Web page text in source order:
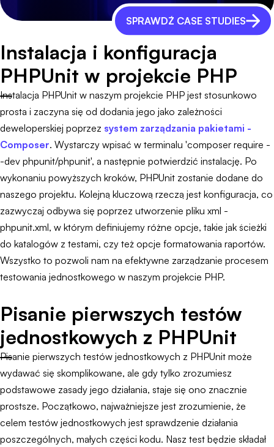
SPRAWDŹ CASE STUDIES
Instalacja i konfiguracja
PHPUnit w projekcie PHP
Instalacja PHPUnit w naszym projekcie PHP jest stosunkowo
prosta i zaczyna się od dodania jego jako zależności
deweloperskiej poprzez system zarządzania pakietami -
Composer. Wystarczy wpisać w terminalu 'composer require -
-dev phpunit/phpunit', a następnie potwierdzić instalację. Po
wykonaniu powyższych kroków, PHPUnit zostanie dodane do
naszego projektu. Kolejną kluczową rzeczą jest konfiguracja, co
zazwyczaj odbywa się poprzez utworzenie pliku xml -
phpunit.xml, w którym definiujemy różne opcje, takie jak ścieżki
do katalogów z testami, czy też opcje formatowania raportów.
Wszystko to pozwoli nam na efektywne zarządzanie procesem
testowania jednostkowego w naszym projekcie PHP.
Pisanie pierwszych testów
jednostkowych z PHPUnit
Pisanie pierwszych testów jednostkowych z PHPUnit może
wydawać się skomplikowane, ale gdy tylko zrozumiesz
podstawowe zasady jego działania, staje się ono znacznie
prostsze. Początkowo, najważniejsze jest zrozumienie, że
celem testów jednostkowych jest sprawdzenie działania
poszczególnych, małych części kodu. Nasz test będzie składał